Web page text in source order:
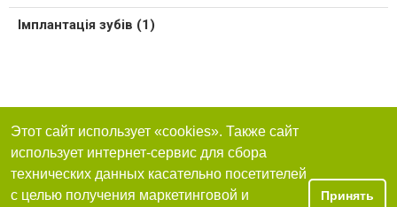
Імплантація зубів (1)
Этот сайт использует «cookies». Также сайт
использует интернет-сервис для сбора
технических данных касательно посетителей
с целью получения маркетинговой и
Принять